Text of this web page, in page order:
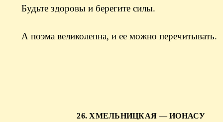
Будьте здоровы и берегите силы.
А поэма великолепна, и ее можно перечитывать.
26. ХМЕЛЬНИЦКАЯ — ИОНАСУ